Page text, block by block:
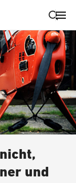
schließen
und